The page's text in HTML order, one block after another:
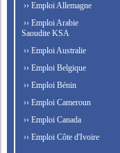
›› Emploi Allemagne
›› Emploi Arabie
Saoudite KSA
›› Emploi Australie
›› Emploi Belgique
›› Emploi Bénin
›› Emploi Cameroun
›› Emploi Canada
›› Emploi Côte d'Ivoire